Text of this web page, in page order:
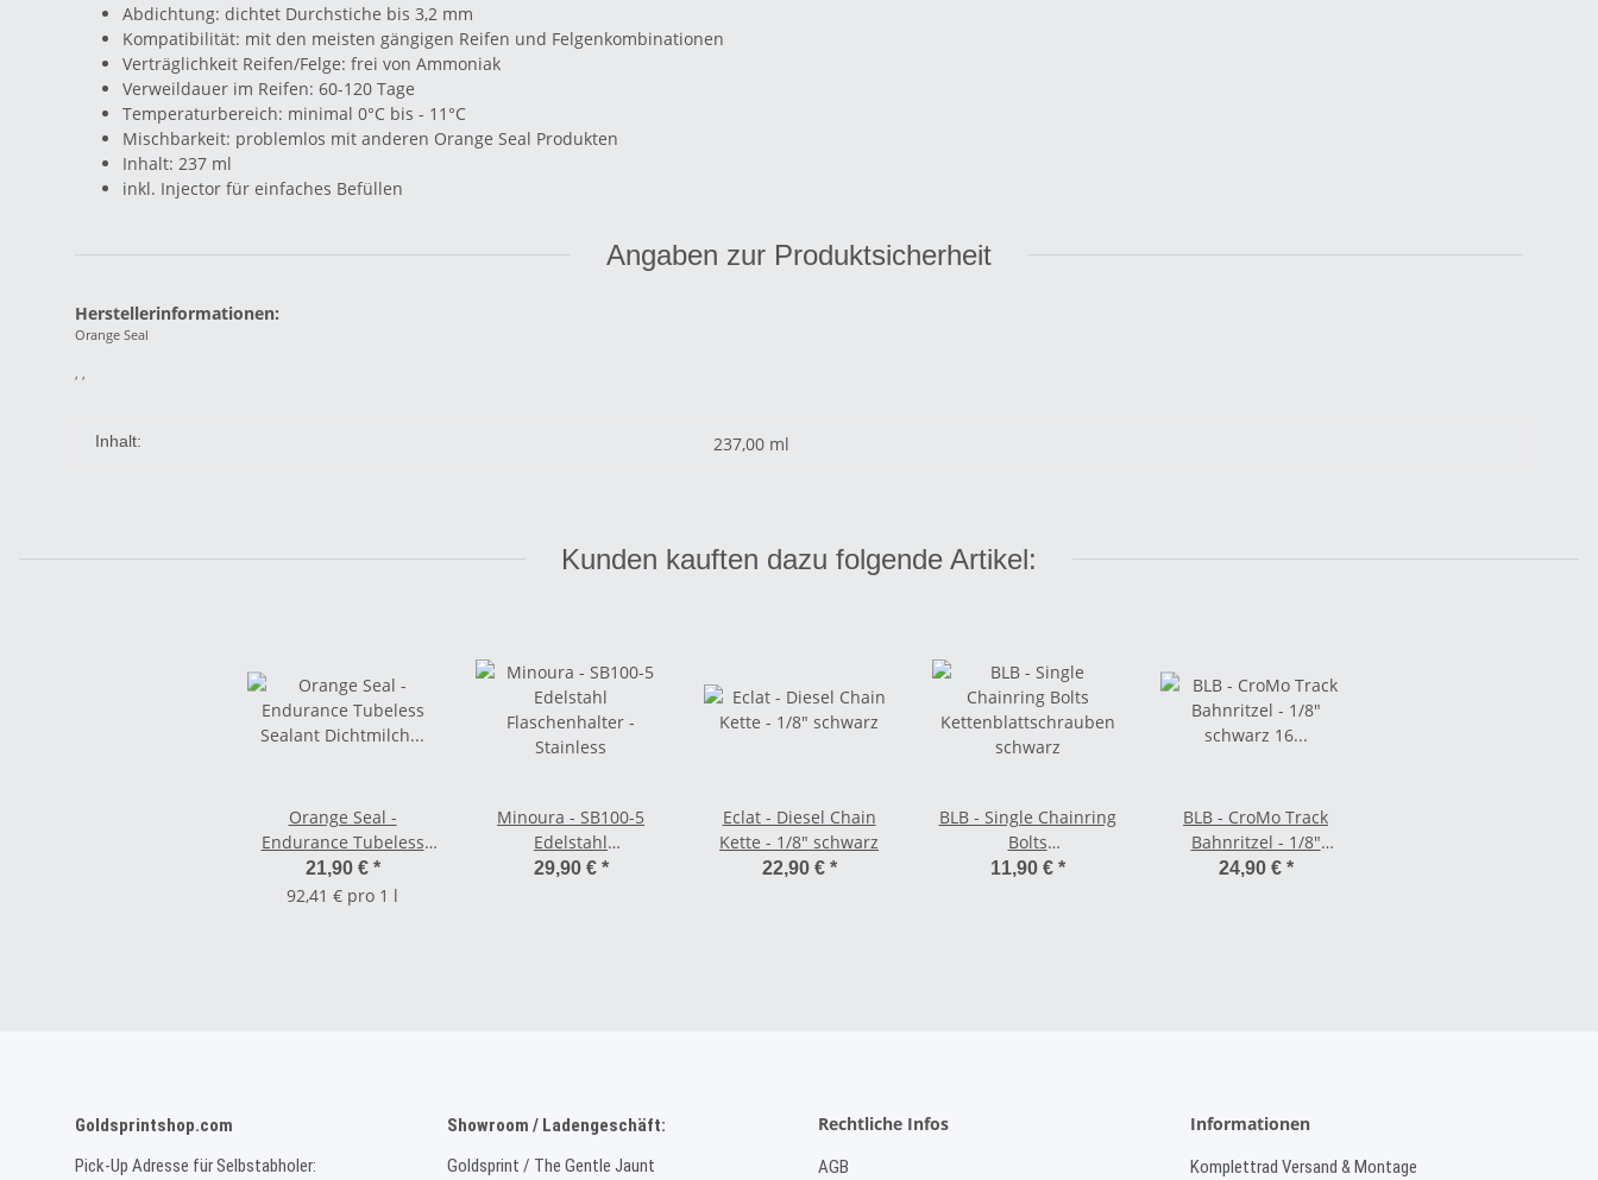
Abdichtung: dichtet Durchstiche bis 3,2 mm
Kompatibilität: mit den meisten gängigen Reifen und Felgenkombinationen
Verträglichkeit Reifen/Felge: frei von Ammoniak
Verweildauer im Reifen: 60-120 Tage
Temperaturbereich: minimal 0°C bis - 11°C
Mischbarkeit: problemlos mit anderen Orange Seal Produkten
Inhalt: 237 ml
inkl. Injector für einfaches Befüllen
Angaben zur Produktsicherheit
Herstellerinformationen:
Orange Seal
Inhalt: 237,00 ml
Kunden kauften dazu folgende Artikel:
Orange Seal -
Endurance Tubeless
Sealant Dichtmilch
Refill - 8oz / 237 ml
21,90 € *
92,41 € pro 1 l
Minoura - SB100-5
Edelstahl
Flaschenhalter -
29,90 € *
Eclat - Diesel Chain
Kette - 1/8" schwarz
22,90 € *
BLB - Single Chainring
Bolts
Kettenblattschrauben
11,90 € *
BLB - CroMo Track
Bahnritzel - 1/8"
schwarz 16 Zähne
24,90 € *
Goldsprintshop.com
Pick-Up Adresse für Selbstabholer:
Showroom / Ladengeschäft:
Goldsprint / The Gentle Jaunt
Rechtliche Infos
AGB
Informationen
Komplettrad Versand & Montage